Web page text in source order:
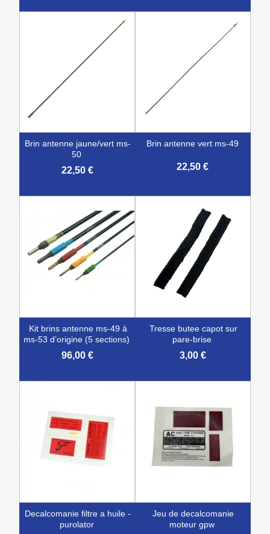
brin antenne jaune/vert ms-
50
22,50 €
brin antenne vert ms-49
22,50 €
kit brins antenne ms-49 à
ms-53 d’origine (5 sections)
96,00 €
tresse butee capot sur
pare-brise
3,00 €
decalcomanie filtre a huile -
purolator
jeu de decalcomanie
moteur gpw